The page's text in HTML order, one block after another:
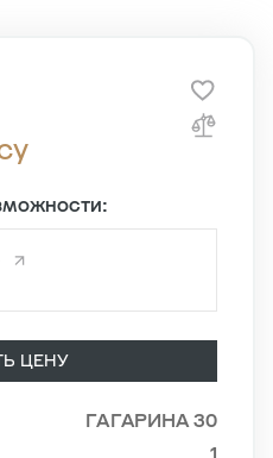
ЦЕНУ
ГАГАРИНА 30